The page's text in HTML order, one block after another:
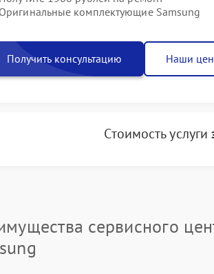
Оригинальные комплектующие Samsung
Получить консультацию Наши
Стоимость услуги
сервисного